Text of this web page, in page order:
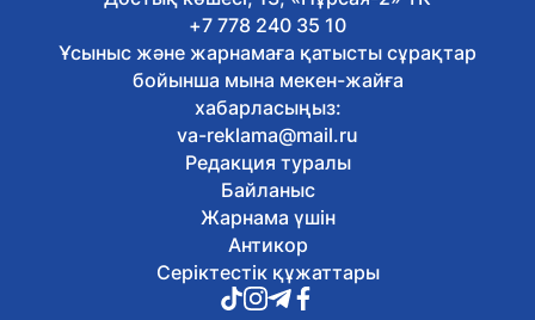
Қазақстандық команда «Болашақ
ойындары – 2026» турнирінде чемпион
атанды
Бүгін, 08:04
Бүгін Астанада ауа райы қандай
болады
8 тамыз, 2026
Таза Қазақстан: Астанада велошеру
қатысушылары арасында
экологиялық акция өтті
8 тамыз, 2026
Бельгия Королі Филипп Қасым-Жомарт
Тоқаевқа жауап хат жолдады
+7 778 240 35 10
Ұсыныс және жарнамаға қатысты сұрақтар
бойынша мына мекен-жайға
хабарласыңыз:
va-reklama@mail.ru
Редакция туралы
Байланыс
Жарнама үшін
Антикор
Серіктестік құжаттары